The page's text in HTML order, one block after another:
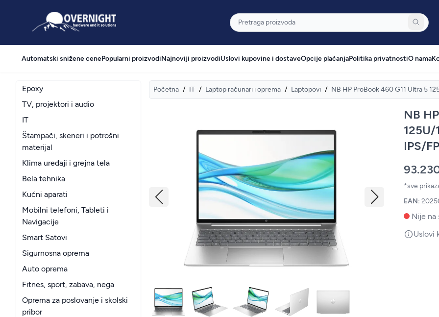
Overnight Pretraga
Automatski snižene cenePopularni proizvodiNajnoviji proizvodiUslovi kupovine i dostaveOpcije plaćanjaPolitika privatnostiO nama
Epoxy
TV, projektori i audio
IT
Štampači, skeneri i potrošni
materijal
Klima uređaji i grejna tela
Bela tehnika
Kućni aparati
Mobilni telefoni, Tableti i
Navigacije
Smart Satovi
Sigurnosna oprema
Auto oprema
Fitnes, sport, zabava, nega
Oprema za poslovanje i skolski
pribor
Početna / IT / Laptop računari i oprema / Laptopovi / NB HP ProBook 460 G11 Ultra 5
NB
125U/
IPS/
*sve
EAN:
Nije na
Uslovi